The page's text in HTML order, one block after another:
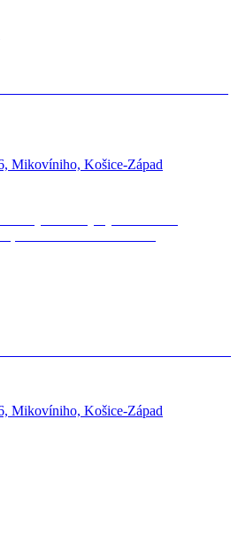
Mikovíniho, Košice-Západ
Mikovíniho, Košice-Západ